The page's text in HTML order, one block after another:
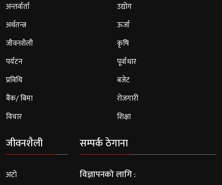
अन्तर्वार्ता
अर्थतन्त्र
जीवनशैली
पर्यटन
प्रविधि
बैंक/ बिमा
विचार
उद्योग
ऊर्जा
कृषि
पूर्वाधार
बजेट
रोजगारी
शिक्षा
जीवनशैली
अटो
सम्पर्क ठेगाना
विज्ञापनको लागि :